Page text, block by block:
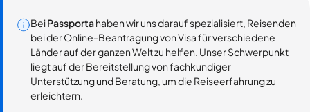
BeiPassportahaben wir uns darauf spezialisiert, Reisenden
bei der Online-Beantragung von Visa für verschiedene
Länder auf der ganzen Welt zu helfen. Unser Schwerpunkt
liegt auf der Bereitstellung von fachkundiger
Unterstützung und Beratung, um die Reiseerfahrung zu
erleichtern.